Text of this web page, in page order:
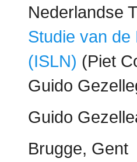
Nederlandse
Studie van de
(ISLN) (Piet
Guido
Guido
Brugge, Gent